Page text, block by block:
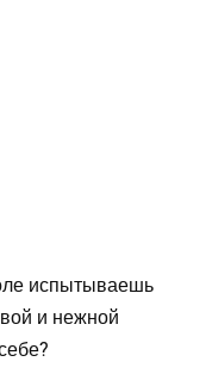
испытываешь
и нежной